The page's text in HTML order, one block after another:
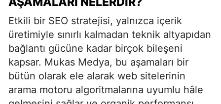
Etkili bir SEO stratejisi, yalnızca içerik
üretimiyle sınırlı kalmadan teknik altyapıdan
bağlantı gücüne kadar birçok bileşeni
kapsar. Mukas Medya, bu aşamaları bir
bütün olarak ele alarak web sitelerinin
arama motoru algoritmalarına uyumlu hâle